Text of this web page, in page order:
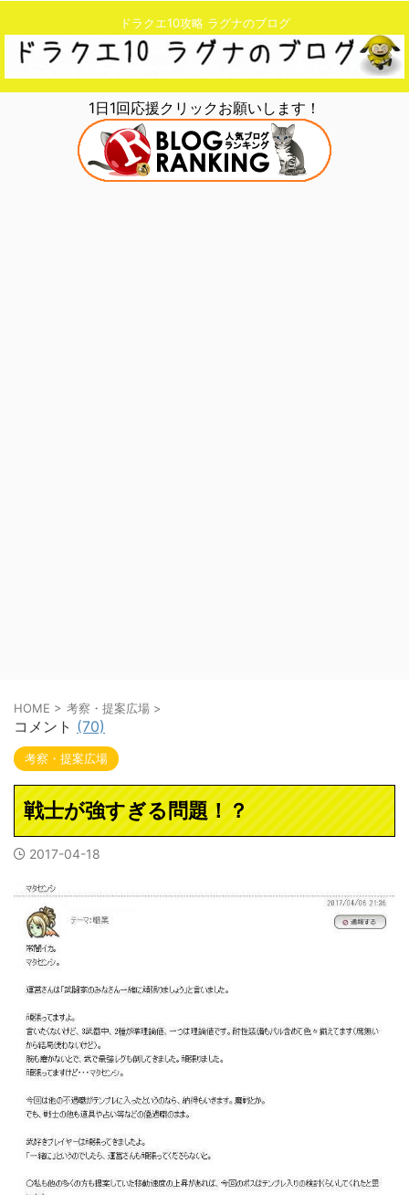
ドラクエ10攻略 ラグナのブログ
1日1回応援クリックお願いします！
HOME > 考察・提案広場 >
コメント (70)
考察・提案広場
戦士が強すぎる問題！？
2017-04-18